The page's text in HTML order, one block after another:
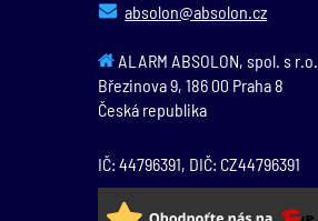
absolon@absolon.cz
ALARM ABSOLON, spol. s r.o.
Březinova 9,186 00 Praha 8
Česká republika
IČ: 44796391, DIČ: CZ44796391